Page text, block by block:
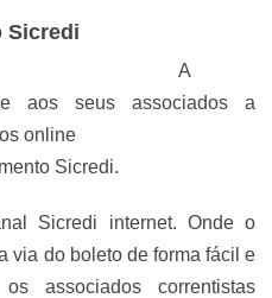
Sicredi
A
aos seus associados a
online
Sicredi.
Sicredi internet. Onde o
via do boleto de forma fácil e
associados correntistas